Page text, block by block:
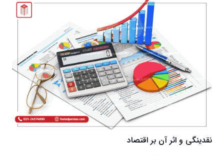
نقدینگی و اثر آن بر اقتصاد